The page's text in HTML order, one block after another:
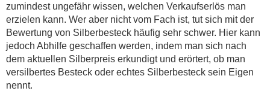
zumindest ungefähr wissen, welchen Verkaufserlös man
erzielen kann. Wer aber nicht vom Fach ist, tut sich mit der
Bewertung von Silberbesteck häufig sehr schwer. Hier kann
jedoch Abhilfe geschaffen werden, indem man sich nach
dem aktuellen Silberpreis erkundigt und erörtert, ob man
versilbertes Besteck oder echtes Silberbesteck sein Eigen
nennt.